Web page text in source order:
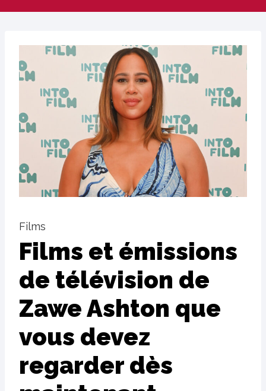
Films
Films et émissions
de télévision de
Zawe Ashton que
vous devez
regarder dès